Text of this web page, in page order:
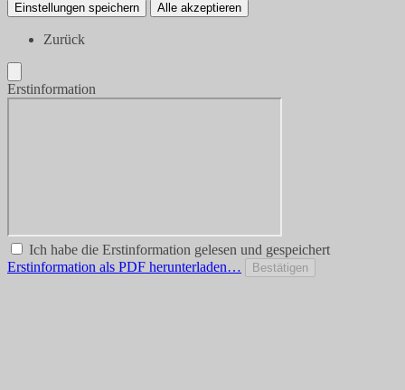
Einstellungen speichern Alle akzeptieren
Zurück
Erstinformation
Ich habe die Erstinformation gelesen und gespeichert
Erstinformation als PDF herunterladen…
Bestätigen